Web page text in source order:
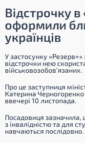
Відстрочку в
оформили
українців
У застосунку
відстрочки нею
військовозобов’язаних.
Про це заступниця
Катерина
ввечері 10 листопада.
Посадовиця зазначила,
з інвалідністю та для
навчаються послідовно.